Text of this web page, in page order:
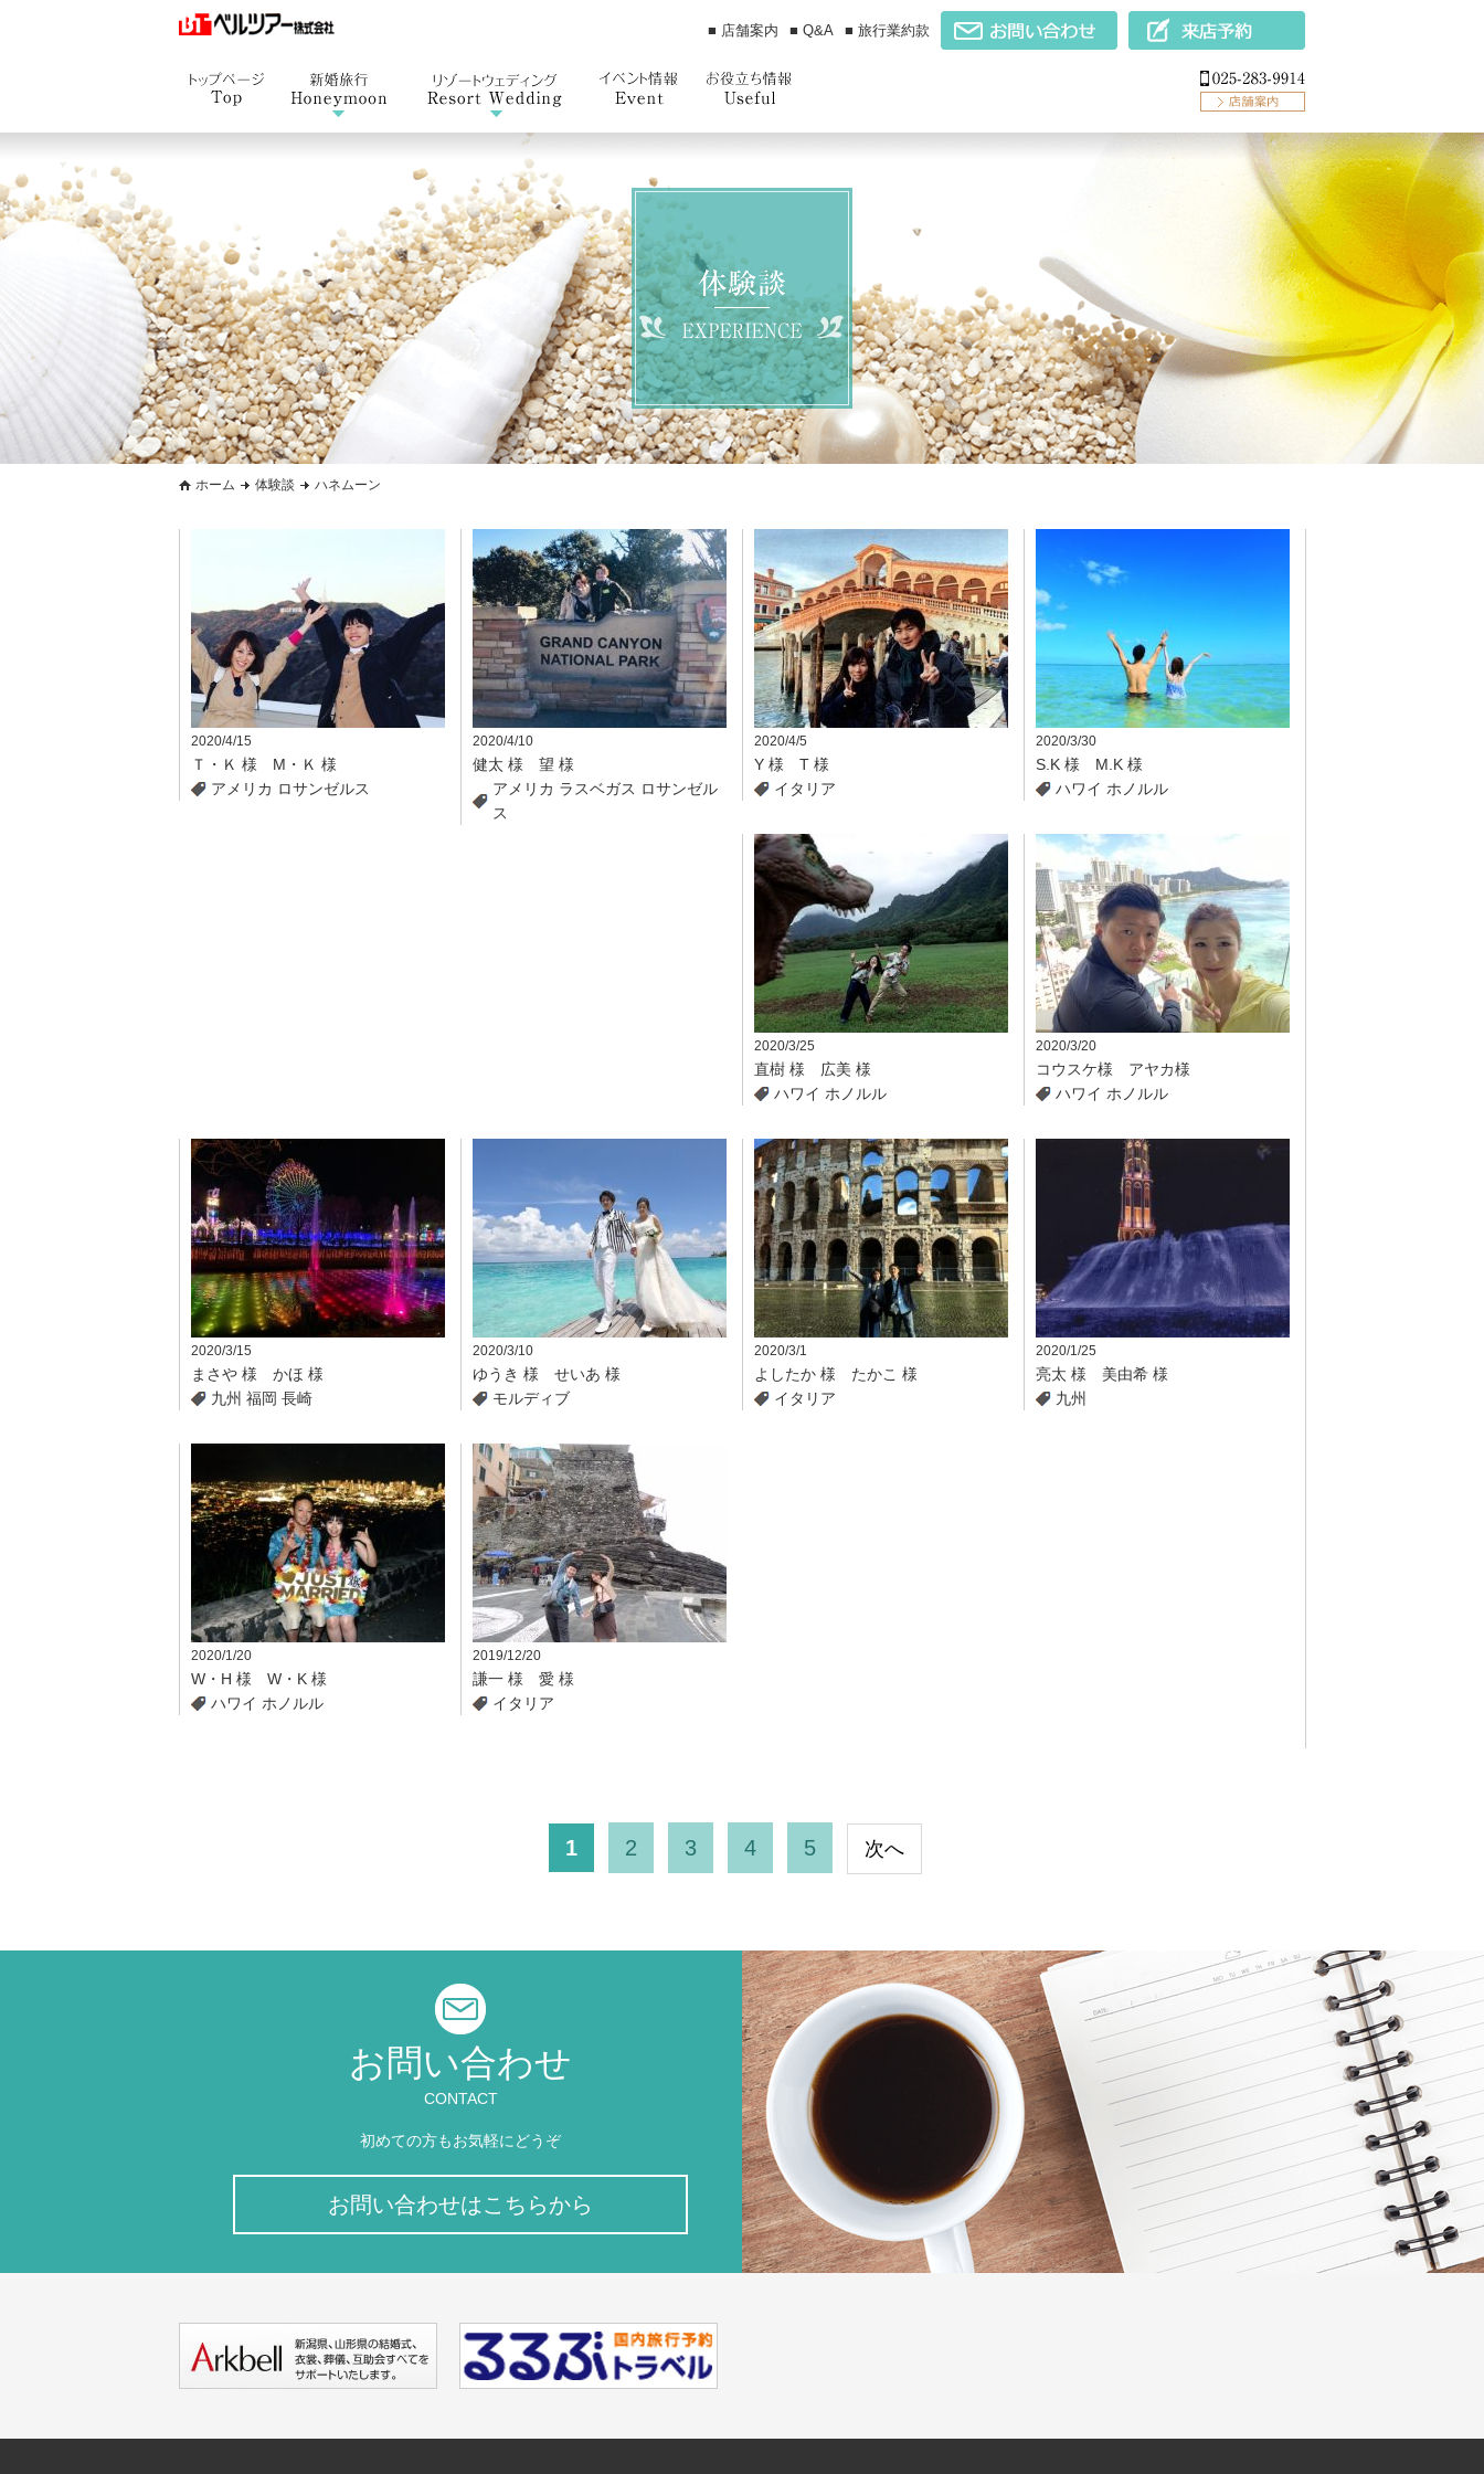
■ 店舗案内 ■ Q&A ■ 旅行業約款
ホーム 体験談 ハネムーン
2020/4/15
Ｔ・Ｋ 様 M・Ｋ 様
アメリカ ロサンゼルス
2020/4/10
健太 様 望 様
アメリカ ラスベガス ロサンゼル
ス
2020/4/5
Y 様 T 様
イタリア
2020/3/30
S.K 様 M.K 様
ハワイ ホノルル
2020/3/25
直樹 様 広美 様
ハワイ ホノルル
2020/3/20
コウスケ様 アヤカ様
ハワイ ホノルル
2020/3/15
まさや 様 かほ 様
九州 福岡 長崎
2020/3/10
ゆうき 様 せいあ 様
モルディブ
2020/3/1
よしたか 様 たかこ 様
イタリア
2020/1/25
亮太 様 美由希 様
九州
2020/1/20
W・H 様 W・K 様
ハワイ ホノルル
2019/12/20
謙一 様 愛 様
イタリア
1 2 3 4 5 次へ
お問い合わせ
CONTACT
初めての方もお気軽にどうぞ
お問い合わせはこちらから